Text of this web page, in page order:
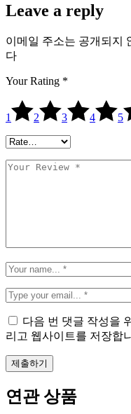
Leave a reply
이메일 주소는 공개되지
다
Your Rating *
1 2 3 4 5
다음 번 댓글 작성을
리고 웹사이트를 저장합
제출하기
연관 상품